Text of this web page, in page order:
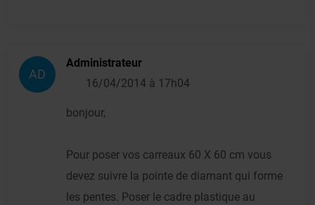
AD
Administrateur
16/04/2014 à 17h04
bonjour,
Pour poser vos carreaux 60 X 60 cm vous
devez suivre la pointe de diamant qui forme
les pentes. Poser le cadre plastique au